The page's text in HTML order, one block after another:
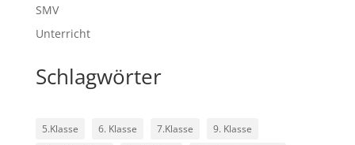
SMV
Unterricht
Schlagwörter
5.Klasse 6. Klasse 7.Klasse
9. Klasse